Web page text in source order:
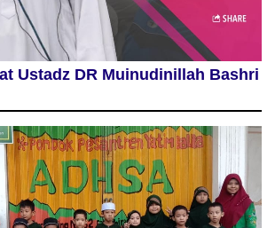
Ustadz DR Muinudinillah Bashri